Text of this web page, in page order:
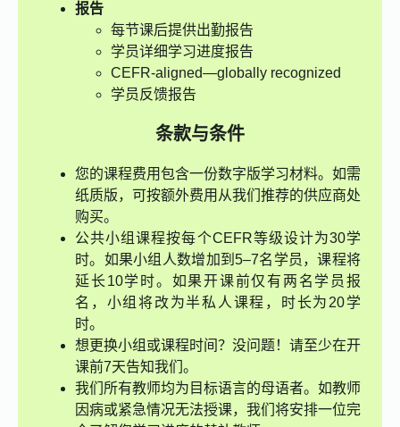
报告
每节课后提供出勤报告
学员详细学习进度报告
CEFR-aligned—globally recognized
学员反馈报告
条款与条件
您的课程费用包含一份数字版学习材料。如需
纸质版，可按额外费用从我们推荐的供应商处
购买。
公共小组课程按每个CEFR等级设计为30学
时。如果小组人数增加到5–7名学员，课程将
延长10学时。如果开课前仅有两名学员报
名，小组将改为半私人课程，时长为20学
时。
想更换小组或课程时间？没问题！请至少在开
课前7天告知我们。
我们所有教师均为目标语言的母语者。如教师
因病或紧急情况无法授课，我们将安排一位完